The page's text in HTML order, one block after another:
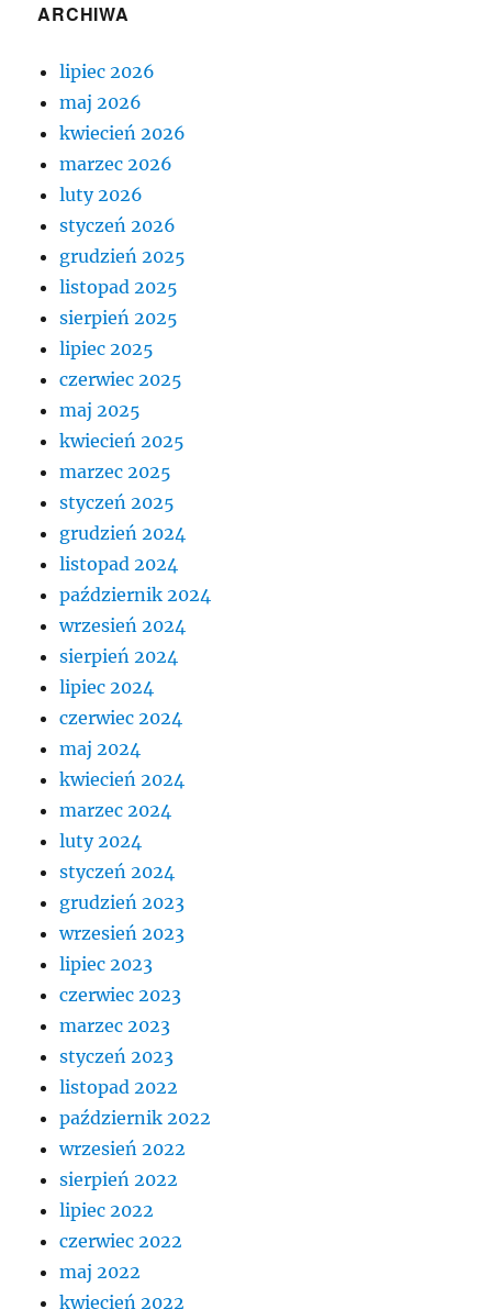
ARCHIWA
lipiec 2026
maj 2026
kwiecień 2026
marzec 2026
luty 2026
styczeń 2026
grudzień 2025
listopad 2025
sierpień 2025
lipiec 2025
czerwiec 2025
maj 2025
kwiecień 2025
marzec 2025
styczeń 2025
grudzień 2024
listopad 2024
październik 2024
wrzesień 2024
sierpień 2024
lipiec 2024
czerwiec 2024
maj 2024
kwiecień 2024
marzec 2024
luty 2024
styczeń 2024
grudzień 2023
wrzesień 2023
lipiec 2023
czerwiec 2023
marzec 2023
styczeń 2023
listopad 2022
październik 2022
wrzesień 2022
sierpień 2022
lipiec 2022
czerwiec 2022
maj 2022
kwiecień 2022